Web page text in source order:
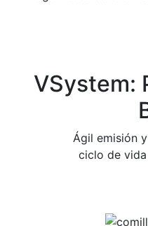
VSystem:
Ágil emisión
ciclo de